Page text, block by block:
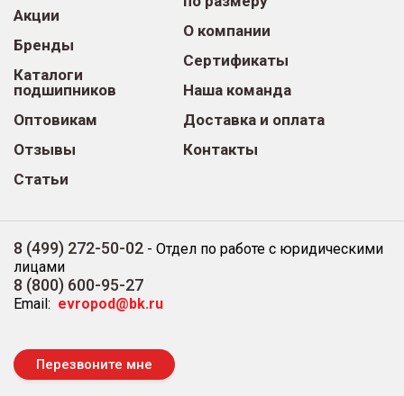
Акции
Бренды
Каталоги
подшипников
Оптовикам
Отзывы
Статьи
О компании
Сертификаты
Наша команда
Доставка и оплата
Контакты
8 (499) 272-50-02 - Отдел по работе с юридическими
лицами
8 (800) 600-95-27
Email: evropod@bk.ru
Перезвоните мне